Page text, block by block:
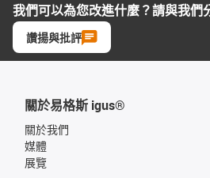
我們可以為您改進什麼？請與我們
讚揚與批評
關於易格斯 igus®
關於我們
媒體
展覽